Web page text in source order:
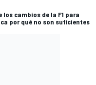
los cambios de la F1 para
por qué no son suficientes